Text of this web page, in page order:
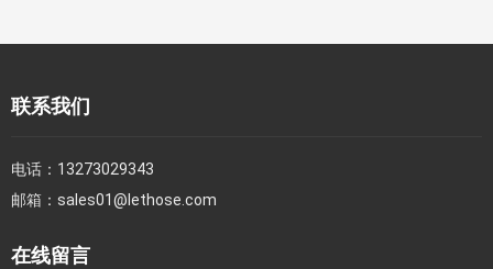
联系我们
电话： 13273029343
邮箱： sales01@lethose.com
在线留言